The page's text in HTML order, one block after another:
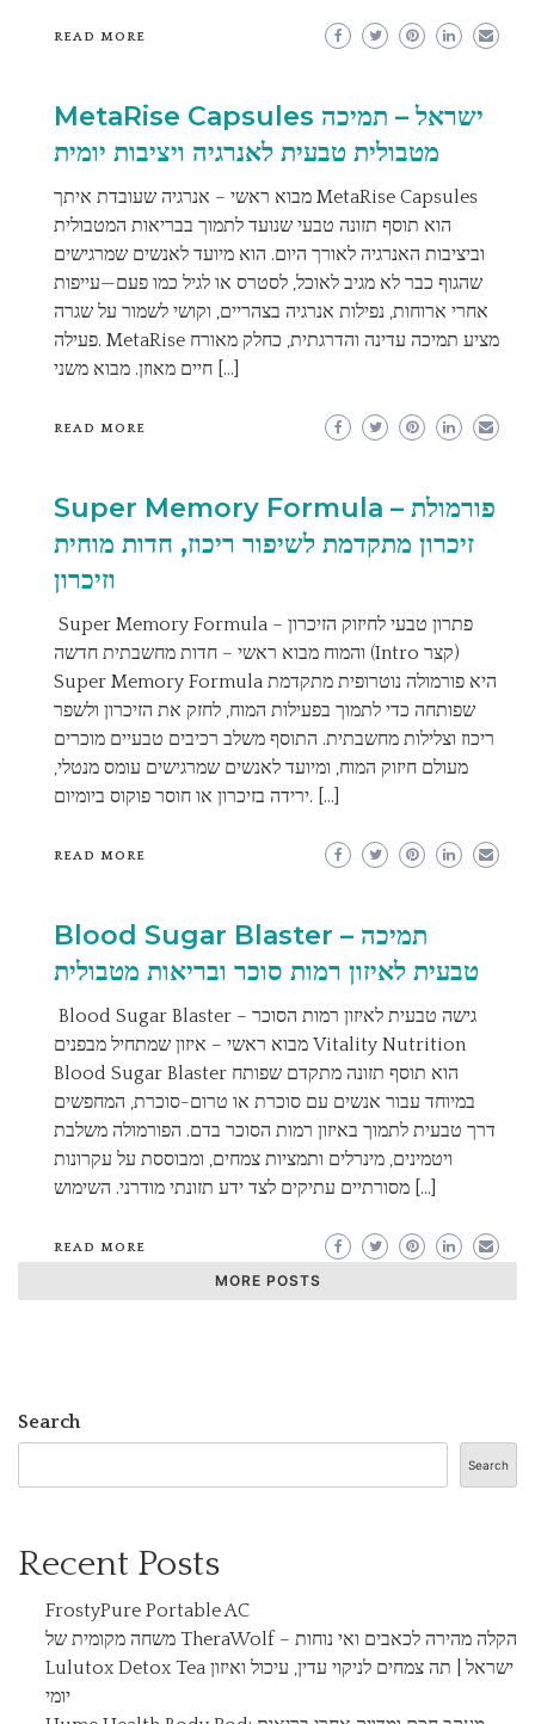
READ MORE
MetaRise Capsules ישראל – תמיכה
מטבולית טבעית לאנרגיה ויציבות יומית
מבוא ראשי – אנרגיה שעובדת איתך MetaRise Capsules
הוא תוסף תזונה טבעי שנועד לתמוך בבריאות המטבולית
וביציבות האנרגיה לאורך היום. הוא מיועד לאנשים שמרגישים
שהגוף כבר לא מגיב לאוכל, לסטרס או לגיל כמו פעם—עייפות
אחרי ארוחות, נפילות אנרגיה בצהריים, וקושי לשמור על שגרה
פעילה. MetaRise מציע תמיכה עדינה והדרגתית, כחלק מאורח
חיים מאוזן. מבוא משני […]
READ MORE
Super Memory Formula – פורמולת
זיכרון מתקדמת לשיפור ריכוז, חדות מוחית
וזיכרון
Super Memory Formula – פתרון טבעי לחיזוק הזיכרון
והמוח מבוא ראשי – חדות מחשבתית חדשה (Intro קצר)
Super Memory Formula היא פורמולה נוטרופית מתקדמת
שפותחה כדי לתמוך בפעילות המוח, לחזק את הזיכרון ולשפר
ריכוז וצלילות מחשבתית. התוסף משלב רכיבים טבעיים מוכרים
מעולם חיזוק המוח, ומיועד לאנשים שמרגישים עומס מנטלי,
ירידה בזיכרון או חוסר פוקוס ביומיום. […]
READ MORE
Blood Sugar Blaster – תמיכה
טבעית לאיזון רמות סוכר ובריאות מטבולית
Blood Sugar Blaster – גישה טבעית לאיזון רמות הסוכר
מבוא ראשי – איזון שמתחיל מבפנים Vitality Nutrition
Blood Sugar Blaster הוא תוסף תזונה מתקדם שפותח
במיוחד עבור אנשים עם סוכרת או טרום-סוכרת, המחפשים
דרך טבעית לתמוך באיזון רמות הסוכר בדם. הפורמולה משלבת
ויטמינים, מינרלים ותמציות צמחים, ומבוססת על עקרונות
מסורתיים עתיקים לצד ידע תזונתי מודרני. השימוש […]
READ MORE
MORE POSTS
Search
Search
Recent Posts
FrostyPure Portable AC
משחה מקומית של TheraWolf – הקלה מהירה לכאבים ואי נוחות
Lulutox Detox Tea ישראל | תה צמחים לניקוי עדין, עיכול ואיזון
יומי